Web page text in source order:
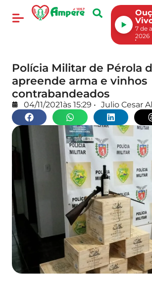
7 de
2026
Polícia Militar de Pérola
apreende arma e vinhos
contrabandeados
04/11/2021às 15:29 • Julio Cesar